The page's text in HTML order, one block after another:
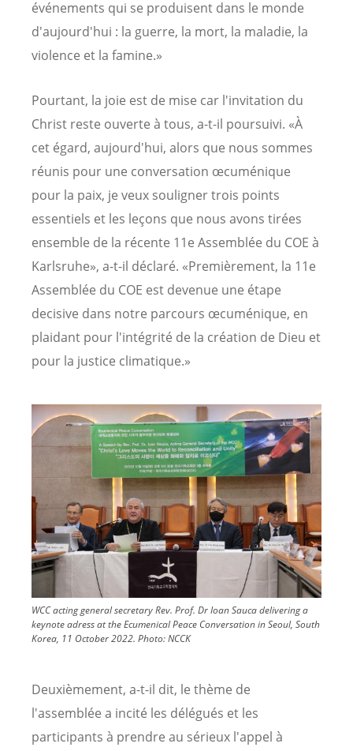
événements qui se produisent dans le monde
d'aujourd'hui : la guerre, la mort, la maladie, la
violence et la famine.»
Pourtant, la joie est de mise car l'invitation du
Christ reste ouverte à tous, a-t-il poursuivi. «À
cet égard, aujourd'hui, alors que nous sommes
réunis pour une conversation œcuménique
pour la paix, je veux souligner trois points
essentiels et les leçons que nous avons tirées
ensemble de la récente 11e Assemblée du COE à
Karlsruhe», a-t-il déclaré. «Premièrement, la 11e
Assemblée du COE est devenue une étape
decisive dans notre parcours œcuménique, en
plaidant pour l'intégrité de la création de Dieu et
pour la justice climatique.»
Image
WCC acting general secretary Rev. Prof. Dr Ioan Sauca delivering a
keynote adress at the Ecumenical Peace Conversation in Seoul, South
Korea, 11 October 2022. Photo:NCCK
Deuxièmement, a-t-il dit, le thème de
l'assemblée a incité les délégués et les
participants à prendre au sérieux l'appel à